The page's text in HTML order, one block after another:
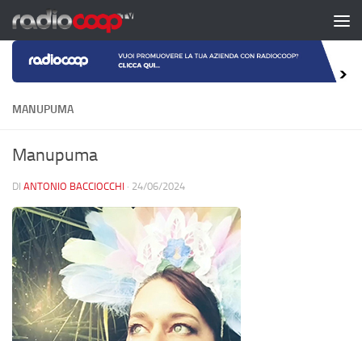
Salta al contenuto
MANUPUMA
Manupuma
DI ANTONIO BACCIOCCHI · 24/06/2024